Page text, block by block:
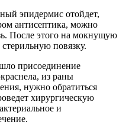
эпидермис отойдет,
антисептика, можно
После этого на мокнущую
повязку.
присоединение
из раны
нужно обратиться
хирургическую
и